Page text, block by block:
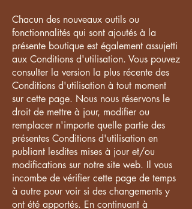
Chacun des nouveaux outils ou
fonctionnalités qui sont ajoutés à la
présente boutique est également assujetti
aux Conditions d'utilisation. Vous pouvez
consulter la version la plus récente des
Conditions d'utilisation à tout moment
sur cette page. Nous nous réservons le
droit de mettre à jour, modifier ou
remplacer n'importe quelle partie des
présentes Conditions d'utilisation en
publiant lesdites mises à jour et/ou
modifications sur notre site web. Il vous
incombe de vérifier cette page de temps
à autre pour voir si des changements y
ont été apportés. En continuant à